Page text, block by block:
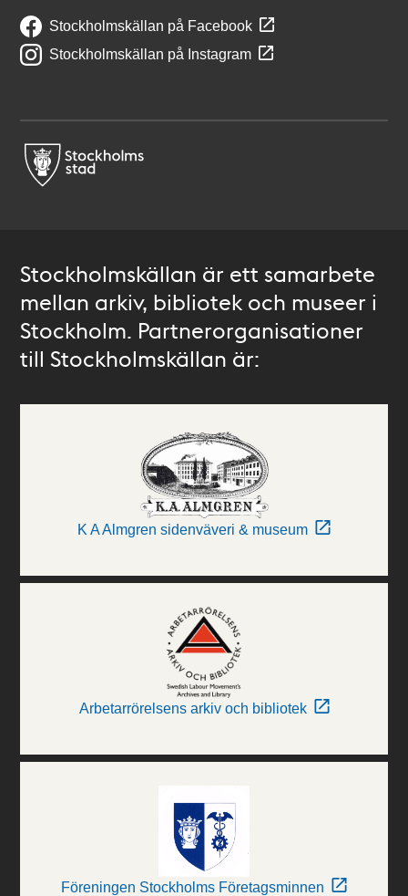
Stockholmskällan på Facebook
Stockholmskällan på Instagram
Stockholmskällan är ett samarbete
mellan arkiv, bibliotek och museer i
Stockholm. Partnerorganisationer
till Stockholmskällan är:
K A Almgren sidenväveri & museum
Arbetarrörelsens arkiv och bibliotek
Föreningen Stockholms Företagsminnen